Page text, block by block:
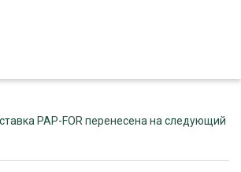
PAP-FOR перенесена на следующий